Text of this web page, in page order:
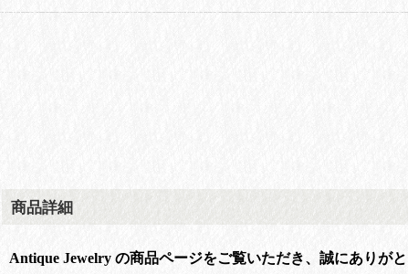
商品詳細
Antique Jewelry の商品ページをご覧いただき、誠にありが